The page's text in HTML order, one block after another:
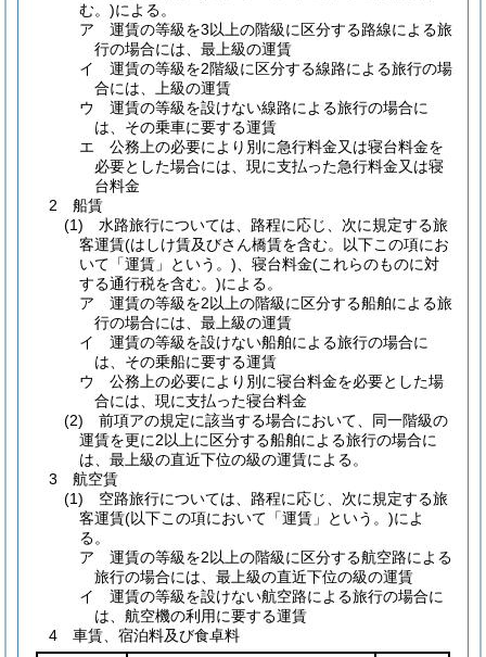
む。)による。
ア 運賃の等級を3以上の階級に区分する路線による旅
行の場合には、最上級の運賃
イ 運賃の等級を2階級に区分する線路による旅行の場
合には、上級の運賃
ウ 運賃の等級を設けない線路による旅行の場合に
は、その乗車に要する運賃
エ 公務上の必要により別に急行料金又は寝台料金を
必要とした場合には、現に支払った急行料金又は寝
台料金
2 船賃
(1) 水路旅行については、路程に応じ、次に規定する旅
客運賃(はしけ賃及びさん橋賃を含む。以下この項にお
いて「運賃」という。)、寝台料金(これらのものに対
する通行税を含む。)による。
ア 運賃の等級を2以上の階級に区分する船舶による旅
行の場合には、最上級の運賃
イ 運賃の等級を設けない船舶による旅行の場合に
は、その乗船に要する運賃
ウ 公務上の必要により別に寝台料金を必要とした場
合には、現に支払った寝台料金
(2) 前項アの規定に該当する場合において、同一階級の
運賃を更に2以上に区分する船舶による旅行の場合に
は、最上級の直近下位の級の運賃による。
3 航空賃
(1) 空路旅行については、路程に応じ、次に規定する旅
客運賃(以下この項において「運賃」という。)によ
る。
ア 運賃の等級を2以上の階級に区分する航空路による
旅行の場合には、最上級の直近下位の級の運賃
イ 運賃の等級を設けない航空路による旅行の場合に
は、航空機の利用に要する運賃
4 車賃、宿泊料及び食卓料